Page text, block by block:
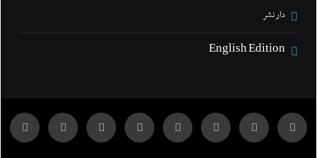
دار نشر
English Edition